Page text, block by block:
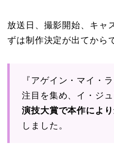
放送日、撮影開始、キャ
ずは制作決定が出てから
『アゲイン・マイ・
注目を集め、イ・ジ
演技大賞で本作によ
しました。